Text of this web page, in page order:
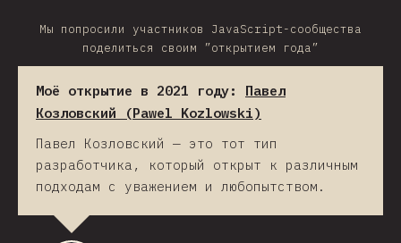
Мы попросили участников JavaScript-сообщества
поделиться своим ”открытием года”
Моё открытие в 2021 году:
Павел
Козловский (Pawel Kozlowski)
Павел Козловский — это тот тип
разработчика, который открыт к различным
подходам с уважением и любопытством.